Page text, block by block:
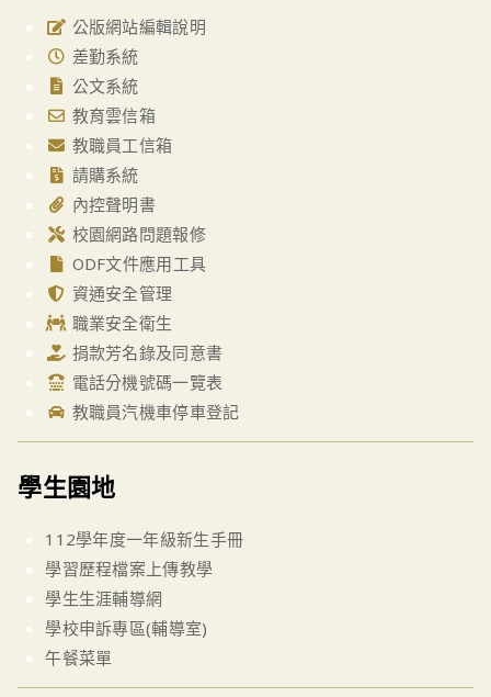
公版網站編輯說明
差勤系統
公文系統
教育雲信箱
教職員工信箱
請購系統
內控聲明書
校園網路問題報修
ODF文件應用工具
資通安全管理
職業安全衛生
捐款芳名錄及同意書
電話分機號碼一覽表
教職員汽機車停車登記
學生園地
112學年度一年級新生手冊
學習歷程檔案上傳教學
學生生涯輔導網
學校申訴專區(輔導室)
午餐菜單